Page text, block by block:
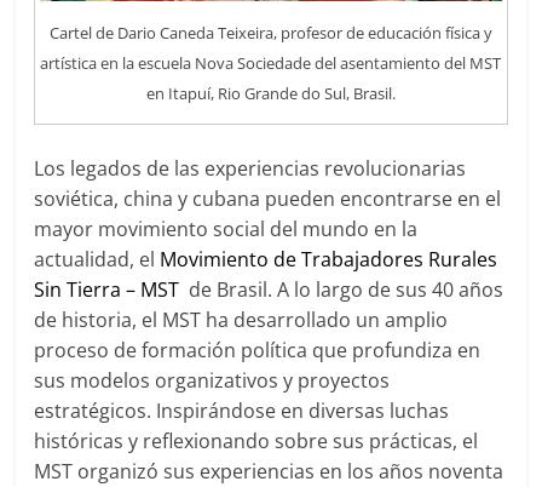
Cartel de Dario Caneda Teixeira, profesor de educación física y
artística en la escuela Nova Sociedade del asentamiento del MST
en Itapuí, Rio Grande do Sul, Brasil.
Los legados de las experiencias revolucionarias
soviética, china y cubana pueden encontrarse en el
mayor movimiento social del mundo en la
actualidad, el Movimiento de Trabajadores Rurales
Sin Tierra – MST de Brasil. A lo largo de sus 40 años
de historia, el MST ha desarrollado un amplio
proceso de formación política que profundiza en
sus modelos organizativos y proyectos
estratégicos. Inspirándose en diversas luchas
históricas y reflexionando sobre sus prácticas, el
MST organizó sus experiencias en los años noventa